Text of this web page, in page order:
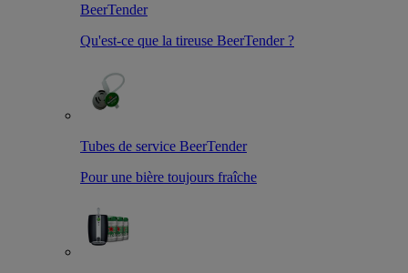
BeerTender
Qu'est-ce que la tireuse BeerTender ?
Tubes de service BeerTender
Pour une bière toujours fraîche